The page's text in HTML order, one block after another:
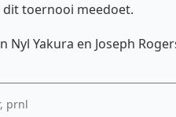
dit toernooi meedoet.
Yakura en Joseph
prnl